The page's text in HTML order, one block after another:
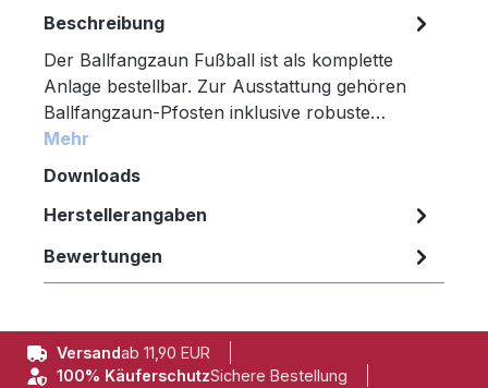
Beschreibung
Der Ballfangzaun Fußball ist als komplette
Anlage bestellbar. Zur Ausstattung gehören
Ballfangzaun-Pfosten inklusive robuste…
Mehr
Downloads
Herstellerangaben
Bewertungen
Versandab 11,90 EUR
100% KäuferschutzSichere Bestellung